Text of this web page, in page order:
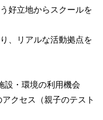
好立地からスクールを
、リアルな活動拠点を
設・環境の利用機会
クセス（親子のテスト